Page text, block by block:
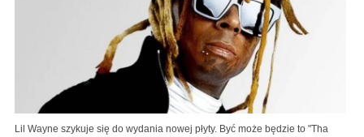
Lil Wayne szykuje się do wydania nowej płyty. Być może będzie to "Tha